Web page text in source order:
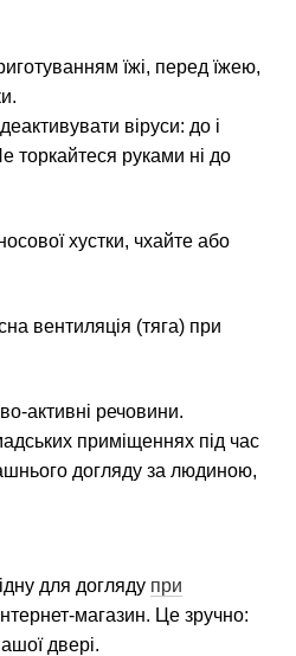
їжі, перед їжею,
віруси: до і
торкайтеся руками ні до
хустки, чхайте або
вентиляція (тяга) при
активні речовини.
приміщеннях під час
догляду за людиною,
для догляду при
магазин. Це зручно:
двері.